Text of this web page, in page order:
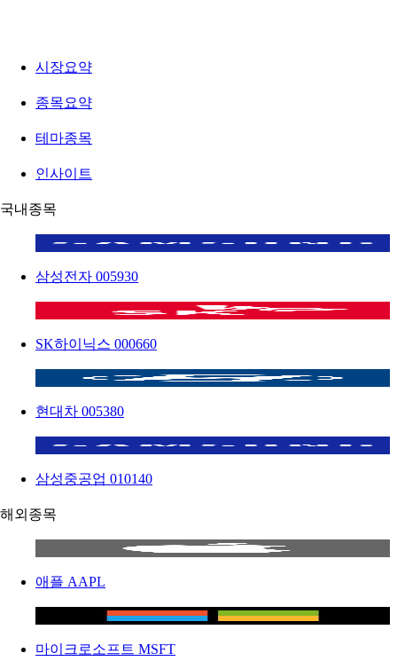
시장요약
종목요약
테마종목
인사이트
국내종목
삼성전자 005930
SK하이닉스 000660
현대차 005380
삼성중공업 010140
해외종목
애플 AAPL
마이크로소프트 MSFT